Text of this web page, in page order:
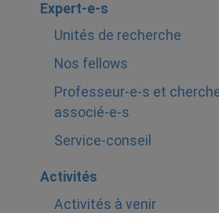
Expert-e-s
Unités de recherche
Nos fellows
Professeur-e-s et
associé-e-s
Service-conseil
Activités
Activités à venir